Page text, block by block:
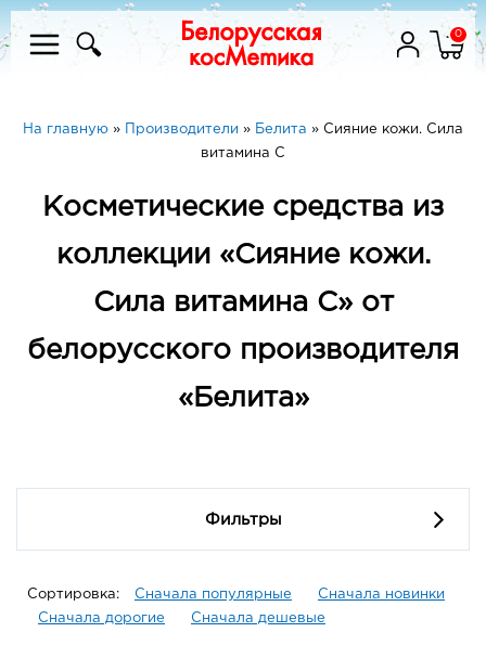
0
На главную » Производители » Белита » Сияние кожи. Сила
витамина C
Косметические средства из
коллекции «Сияние кожи.
Сила витамина C» от
белорусского производителя
«Белита»
Фильтры
Сортировка: Сначала популярные
Сначала новинки
Сначала дорогие
Сначала дешевые